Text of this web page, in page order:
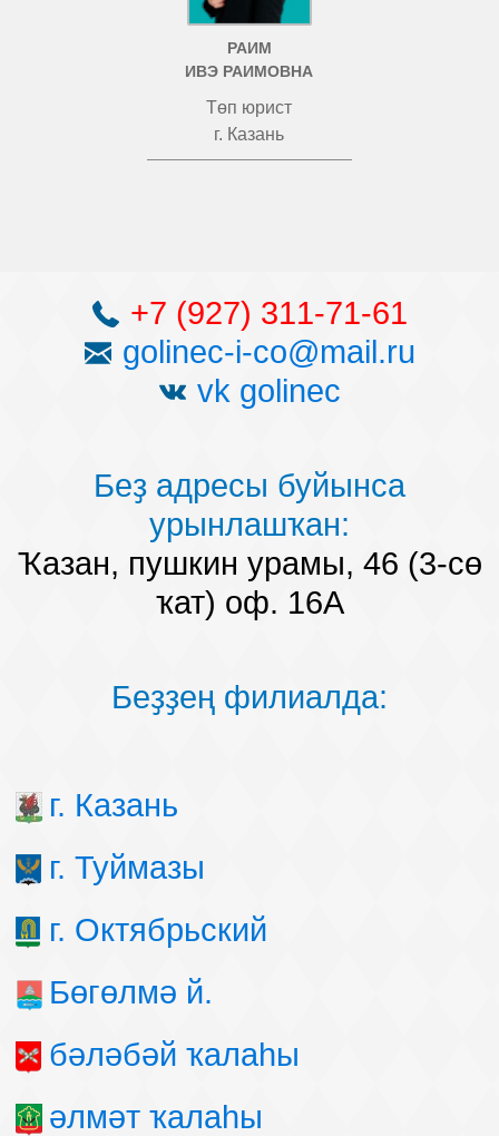
РАИМ
ИВЭ РАИМОВНА
Төп юрист
г. Казань
+7 (927) 311-71-61
golinec-i-co@mail.ru
vk golinec
Беҙ адресы буйынса
урынлашҡан:
Ҡазан, пушкин урамы, 46 (3-сө
ҡат) оф. 16А
Беҙҙең филиалда:
г. Казань
г. Туймазы
г. Октябрьский
Бөгөлмә й.
бәләбәй ҡалаһы
әлмәт ҡалаһы